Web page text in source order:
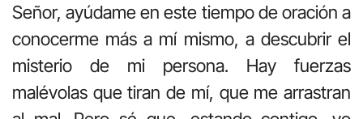
Señor, ayúdame en este tiempo de oración a
conocerme más a mí mismo, a descubrir el
misterio de mi persona. Hay fuerzas
malévolas que tiran de mí, que me arrastran